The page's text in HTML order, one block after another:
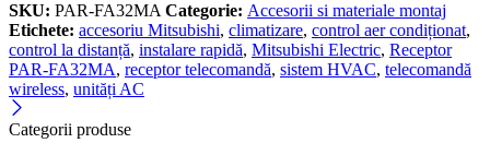
SKU: PAR-FA32MA Categorie: Accesorii si materiale montaj
Etichete: accesoriu Mitsubishi, climatizare, control aer condiționat,
control la distanță, instalare rapidă, Mitsubishi Electric, Receptor
PAR-FA32MA, receptor telecomandă, sistem HVAC, telecomandă
wireless, unități AC
Categorii produse